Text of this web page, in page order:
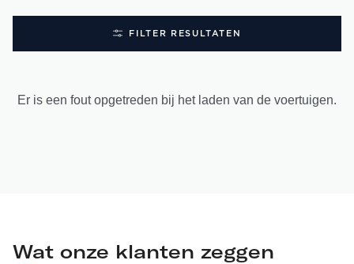
FILTER RESULTATEN
Er is een fout opgetreden bij het laden van de voertuigen.
Wat onze klanten zeggen